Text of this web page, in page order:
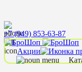
+7 (949) 853-63-87
Акции